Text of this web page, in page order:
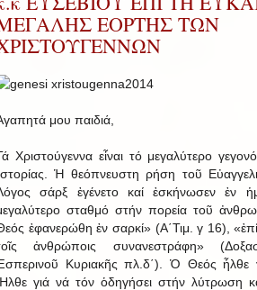
ΕΟΡΤΗΣ ΤΩΝ
μου παιδιά,
Χριστούγεννα εἶναι τό μεγαλύτερο
Ἡ θεόπνευστη ρήση τοῦ
σάρξ ἐγένετο καί ἐσκήνωσεν ἐν
σταθμό στήν πορεία τοῦ
ἐφανερώθη ἐν σαρκί» (Α΄Τιμ. γ 16),
ἀνθρώποις συνανεστράφη»
Κυριακῆς πλ.δ΄). Ὁ Θεός ἦλθε
γιά νά τόν ὁδηγήσει στήν λύτρωση